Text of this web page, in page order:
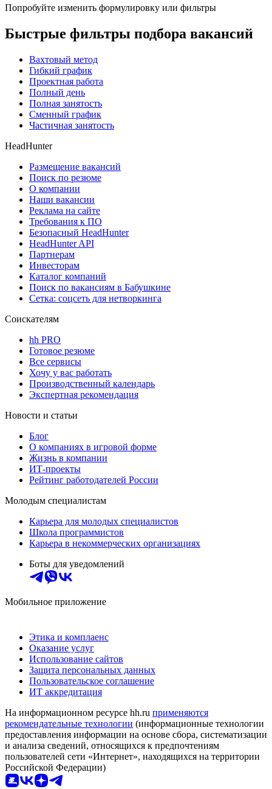
Попробуйте изменить формулировку или фильтры
Быстрые фильтры подбора вакансий
Вахтовый метод
Гибкий график
Проектная работа
Полный день
Полная занятость
Сменный график
Частичная занятость
HeadHunter
Размещение вакансий
Поиск по резюме
О компании
Наши вакансии
Реклама на сайте
Требования к ПО
Безопасный HeadHunter
HeadHunter API
Партнерам
Инвесторам
Каталог компаний
Поиск по вакансиям в Бабушкине
Сетка: соцсеть для нетворкинга
Соискателям
hh PRO
Готовое резюме
Все сервисы
Хочу у вас работать
Производственный календарь
Экспертная рекомендация
Новости и статьи
Блог
О компаниях в игровой форме
Жизнь в компании
ИТ-проекты
Рейтинг работодателей России
Молодым специалистам
Карьера для молодых специалистов
Школа программистов
Карьера в некоммерческих организациях
Боты для уведомлений
Мобильное приложение
Этика и комплаенс
Оказание услуг
Использование сайтов
Защита персональных данных
Пользовательское соглашение
ИТ аккредитация
На информационном ресурсе hh.ru применяются
рекомендательные технологии (информационные технологии
предоставления информации на основе сбора, систематизации
и анализа сведений, относящихся к предпочтениям
пользователей сети «Интернет», находящихся на территории
Российской Федерации)